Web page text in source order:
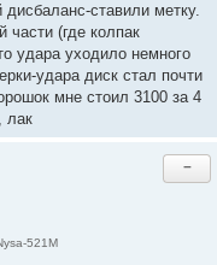
ставили метку.
части (где колпак
удара уходило немного
удара диск стал почти
мне стоил 3100 за 4
лак
521M
−